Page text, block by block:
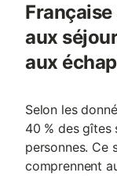
aux
aux
Selon les
40 % des gîtes
personnes. Ce
comprennent